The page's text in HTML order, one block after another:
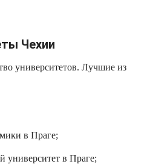
Чехии
университетов. Лучшие из
в Праге;
университет в Праге;